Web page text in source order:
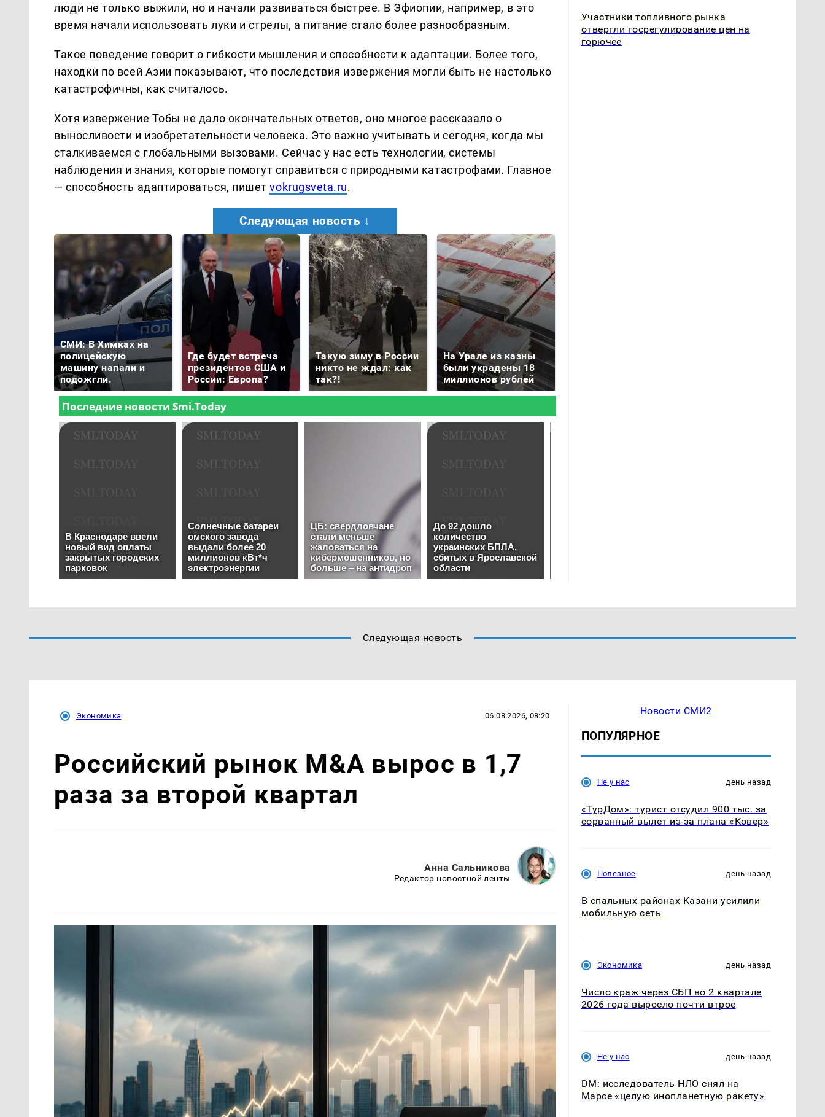
люди не только выжили, но и начали развиваться быстрее. В Эфиопии, например, в это
время начали использовать луки и стрелы, а питание стало более разнообразным.
Такое поведение говорит о гибкости мышления и способности к адаптации. Более того,
находки по всей Азии показывают, что последствия извержения могли быть не настолько
катастрофичны, как считалось.
Хотя извержение Тобы не дало окончательных ответов, оно многое рассказало о
выносливости и изобретательности человека. Это важно учитывать и сегодня, когда мы
сталкиваемся с глобальными вызовами. Сейчас у нас есть технологии, системы
наблюдения и знания, которые помогут справиться с природными катастрофами. Главное
— способность адаптироваться, пишетvokrugsveta.ru.
Следующая новость ↓
СМИ: В Химках на
полицейскую
машину напали и
подожгли.
Где будет встреча
президентов США и
России: Европа?
Такую зиму в России
никто не ждал: как
так?!
На Урале из казны
были украдены 18
миллионов рублей
Участники топливного рынка
отвергли госрегулирование цен на
горючее
Следующая новость
Экономика 06.08.2026, 08:20
Российский рынок M&A вырос в 1,7
раза за второй квартал
Анна Сальникова
Редактор новостной ленты
Новости СМИ2
ПОПУЛЯРНОЕ
Не у нас день назад
«ТурДом»: турист отсудил 900 тыс. за
сорванный вылет из-за плана «Ковер»
Полезное день назад
В спальных районах Казани усилили
мобильную сеть
Экономика день назад
Число краж через СБП во 2 квартале
2026 года выросло почти втрое
Не у нас день назад
DM: исследователь НЛО снял на
Марсе «целую инопланетную ракету»